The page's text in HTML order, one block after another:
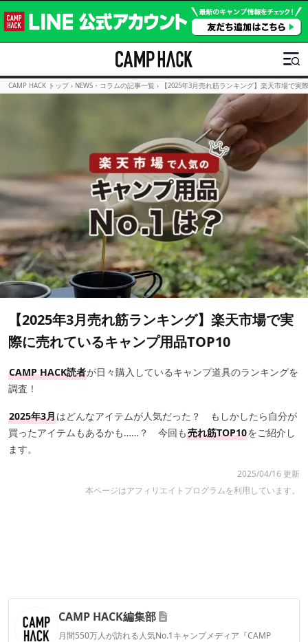
CAMP HACK トップ › NEWS・コラムの記事一覧 › 【2025年3月売れ筋ランキング】楽天市場で実
【2025年3月売れ筋ランキング】楽天市場で実
際に売れているキャンプ用品TOP10
CAMP HACK読者が日々購入しているキャンプ道具のランキングを
調査！
2025年3月はどんなアイテムが人気だった？ もしかしたら自分が
買ったアイテムもあるかも……？ 今回も売れ筋TOP10をご紹介し
ます。
2025/04/16 更新
本ページはアフィリエイトプログラムを利用しています。
CAMP HACK編集部
月間550万人が訪れる人気No.1キャンプメディア『CAMP